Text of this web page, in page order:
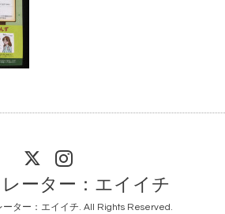
ーター：エイイチ
ーター：エイイチ. All Rights Reserved.